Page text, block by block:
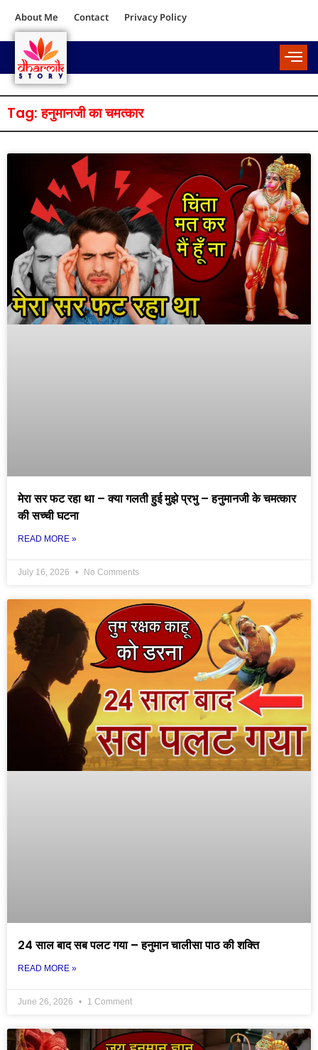
About Me Contact Privacy Policy
Tag: हनुमानजी का चमत्कार
मेरा सर फट रहा था – क्या गलती हुई मुझे प्रभु – हनुमानजी के चमत्कार
की सच्ची घटना
READ MORE »
July 16, 2026 No Comments
24 साल बाद सब पलट गया – हनुमान चालीसा पाठ की शक्ति
READ MORE »
June 26, 2026 1 Comment